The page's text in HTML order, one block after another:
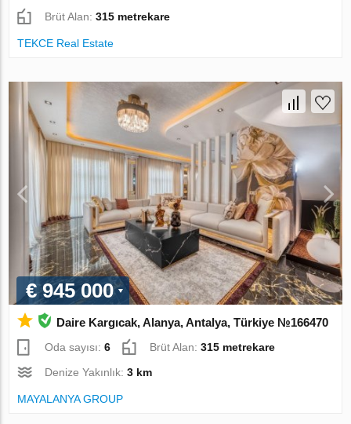
Brüt Alan:315 metrekare
TEKCE Real Estate
€ 945 000
Daire Kargıcak, Alanya, Antalya, Türkiye №166470
Oda sayısı:6 Brüt Alan:315 metrekare
Denize Yakınlık:3 km
MAYALANYA GROUP